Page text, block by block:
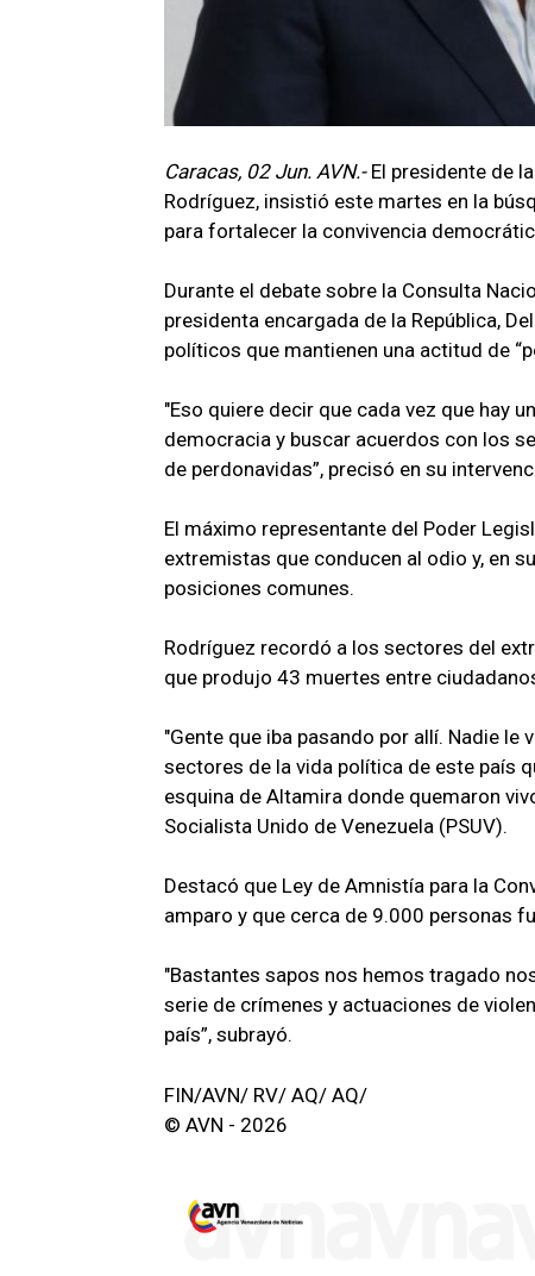
Caracas, 02 Jun. AVN.- El presidente de
Rodríguez, insistió este martes en la
para fortalecer la convivencia
Durante el debate sobre la Consulta
presidenta encargada de la República,
políticos que mantienen una actitud de
"Eso quiere decir que cada vez que hay
democracia y buscar acuerdos con los
de perdonavidas”, precisó en su
El máximo representante del Poder
extremistas que conducen al odio y, en
posiciones comunes.
Rodríguez recordó a los sectores del
que produjo 43 muertes entre
"Gente que iba pasando por allí. Nadie le
sectores de la vida política de este país
esquina de Altamira donde quemaron
Socialista Unido de Venezuela (PSUV).
Destacó que Ley de Amnistía para la
amparo y que cerca de 9.000 personas
"Bastantes sapos nos hemos tragado
serie de crímenes y actuaciones de
país”, subrayó.
FIN/AVN/ RV/ AQ/ AQ/
© AVN - 2026